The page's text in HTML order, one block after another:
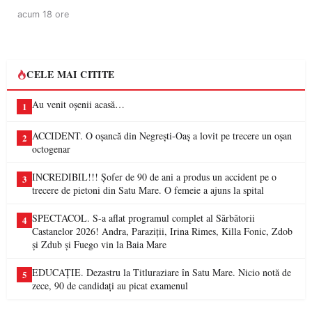
acum 18 ore
CELE MAI CITITE
1 Au venit oșenii acasă…
2 ACCIDENT. O oșancă din Negrești-Oaș a lovit pe trecere un oșan
octogenar
3 INCREDIBIL!!! Șofer de 90 de ani a produs un accident pe o
trecere de pietoni din Satu Mare. O femeie a ajuns la spital
4 SPECTACOL. S-a aflat programul complet al Sărbătorii
Castanelor 2026! Andra, Paraziții, Irina Rimes, Killa Fonic, Zdob
și Zdub și Fuego vin la Baia Mare
5 EDUCAȚIE. Dezastru la Titluraziare în Satu Mare. Nicio notă de
zece, 90 de candidați au picat examenul